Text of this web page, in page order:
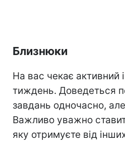
Близнюки
На вас чекає активний
тиждень. Доведеться
завдань одночасно,
Важливо уважно
яку отримуєте від